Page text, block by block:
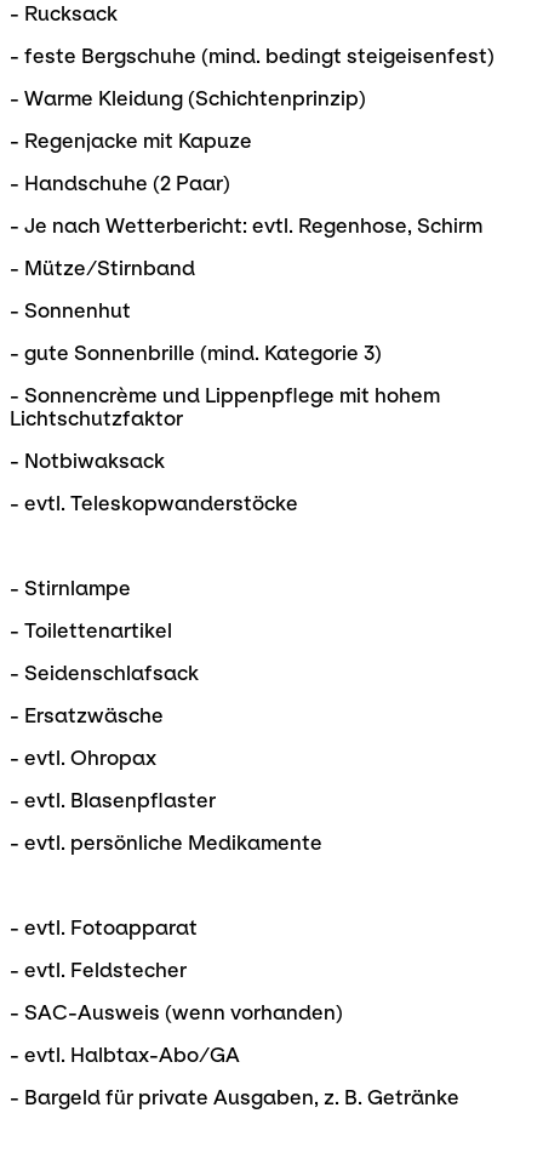
- Rucksack
- feste Bergschuhe (mind. bedingt steigeisenfest)
- Warme Kleidung (Schichtenprinzip)
- Regenjacke mit Kapuze
- Handschuhe (2 Paar)
- Je nach Wetterbericht: evtl. Regenhose, Schirm
- Mütze/Stirnband
- Sonnenhut
- gute Sonnenbrille (mind. Kategorie 3)
- Sonnencrème und Lippenpflege mit hohem
Lichtschutzfaktor
- Notbiwaksack
- evtl. Teleskopwanderstöcke
- Stirnlampe
- Toilettenartikel
- Seidenschlafsack
- Ersatzwäsche
- evtl. Ohropax
- evtl. Blasenpflaster
- evtl. persönliche Medikamente
- evtl. Fotoapparat
- evtl. Feldstecher
- SAC-Ausweis (wenn vorhanden)
- evtl. Halbtax-Abo/GA
- Bargeld für private Ausgaben, z. B. Getränke